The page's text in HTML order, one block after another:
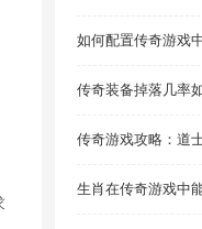
如何配置传奇游戏
传奇装备掉落几率
传奇游戏攻略：道
生肖在传奇游戏中